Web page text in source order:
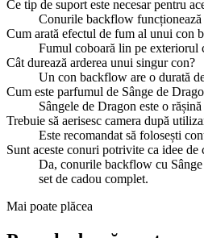
Ce tip de suport este necesar pentru
Conurile backflow
Cum arată efectul de fum al unui con
Fumul coboară lin pe exteriorul
Cât durează arderea unui singur con?
Un con backflow are o durată
Cum este parfumul de Sânge de
Sângele de Dragon este o
Trebuie să aerisesc camera după
Este recomandat să folosești
Sunt aceste conuri potrivite ca idee de
Da, conurile backflow cu
set de cadou complet.
Mai poate plăcea